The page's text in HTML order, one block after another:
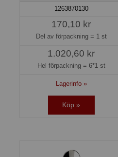
1263870130
170,10 kr
Del av förpackning = 1 st
1.020,60 kr
Hel förpackning = 6*1 st
Lagerinfo »
Köp »